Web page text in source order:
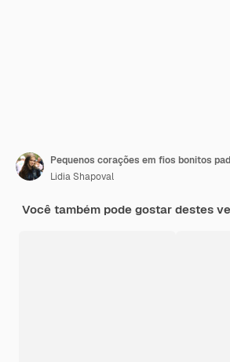
Lidia Shapoval
Você também pode gostar destes